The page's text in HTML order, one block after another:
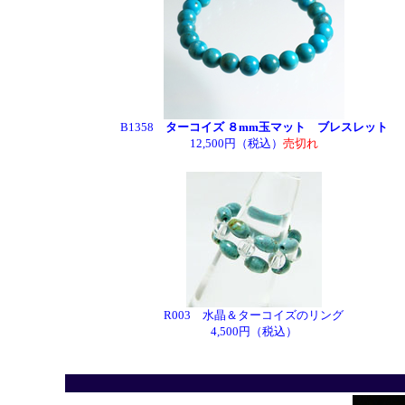
B1358 ターコイズ ８mm玉マット ブレスレット
12,500円（税込） 売切れ
R003 水晶＆ターコイズのリング
4,500円（税込）